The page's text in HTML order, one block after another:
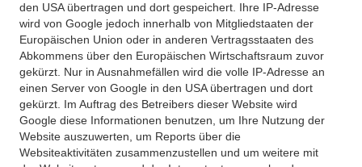
den USA übertragen und dort gespeichert. Ihre IP-Adresse
wird von Google jedoch innerhalb von Mitgliedstaaten der
Europäischen Union oder in anderen Vertragsstaaten des
Abkommens über den Europäischen Wirtschaftsraum zuvor
gekürzt. Nur in Ausnahmefällen wird die volle IP-Adresse an
einen Server von Google in den USA übertragen und dort
gekürzt. Im Auftrag des Betreibers dieser Website wird
Google diese Informationen benutzen, um Ihre Nutzung der
Website auszuwerten, um Reports über die
Websiteaktivitäten zusammenzustellen und um weitere mit